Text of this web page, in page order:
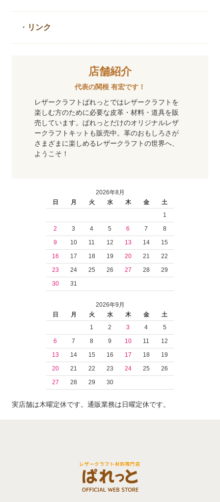
・ リンク
店舗紹介
代表の関根 有宏です！
レザークラフトぱれっとではレザークラフトを
楽しむ方のために必要な皮革・材料・道具を販
売しています。ぱれっとだけのオリジナルレザ
ークラフトキットも販売中。革のおもしろさが
さまざまに楽しめるレザークラフトの世界へ、
ようこそ！
2026年8月
日
月 火 水 木 金
土
1
2
3 4 5 6 7
8
9
10 11 12 13 14
15
16
17 18 19 20 21
22
23
24 25 26 27 28
29
30
31
2026年9月
日
月 火 水 木 金
土
1
2 3 4
5
6
7 8 9 10 11
12
13
14 15 16 17 18
19
20
21 22 23 24 25
26
27
28 29 30
実店舗は木曜定休です。通販業務は日曜定休です。